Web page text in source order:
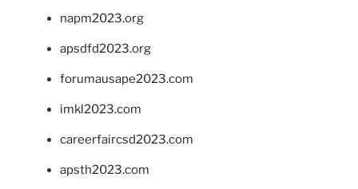
napm2023.org
apsdfd2023.org
forumausape2023.com
imkl2023.com
careerfaircsd2023.com
apsth2023.com